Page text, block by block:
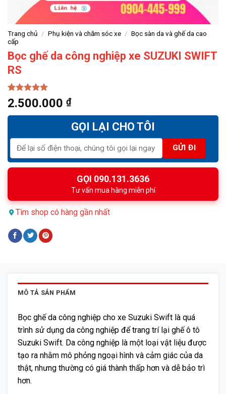
Trang chủ / Phụ kiện và chăm sóc xe / Bọc sàn da và ghế da cao
cấp
Bọc ghế da công nghiệp xe SUZUKI SWIFT
RS
5.00trên 5
dựa trên
1
đánh giá
2.500.000 ₫
GỌI LẠI CHO TÔI
GỌI 090.131.3636
Tư vấn mua hàng miễn phí
Tìm shop có hàng gần nhất
MÔ TẢ SẢN PHẨM
Bọc ghế da công nghiệp cho xe Suzuki Swift là quá
trình sử dụng da công nghiệp để trang trí lại ghế ô tô
Suzuki Swift. Da công nghiệp là một loại vật liệu được
tạo ra nhằm mô phỏng ngoại hình và cảm giác của da
thật, nhưng thường có giá thành thấp hơn và dễ bảo trì
hơn.